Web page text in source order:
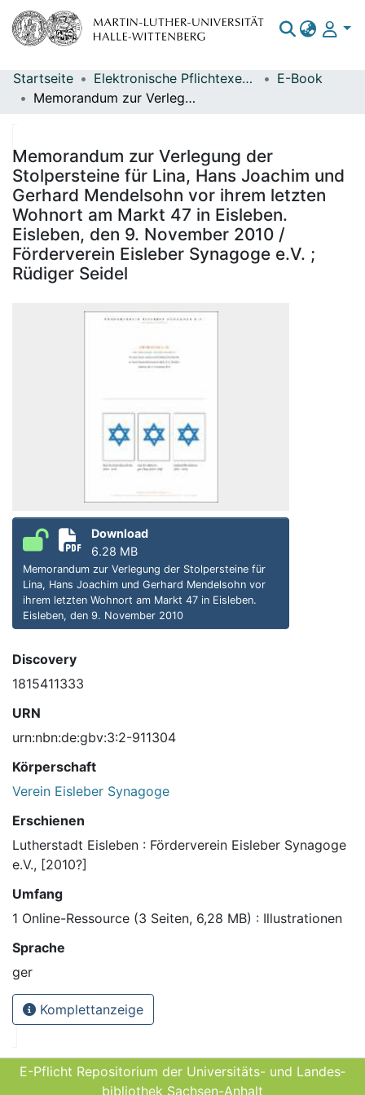
Bereiche & Sammlungen
Statistiken
Startseite Elektronische Pflichtexemplare
E-Book
Memorandum zur Verlegung der Stolpersteine für Lina, Hans Joachim und Gerhard Mendelsohn vor ihrem letzten Wohnort am Markt 47 in Eisleben. Eisleben, den 9. November 2010 / Förderverein Eisleber Synagoge e.V. ; Rüdiger Seidel
Memorandum zur Verlegung der
Stolpersteine für Lina, Hans Joachim und
Gerhard Mendelsohn vor ihrem letzten
Wohnort am Markt 47 in Eisleben.
Eisleben, den 9. November 2010 /
Förderverein Eisleber Synagoge e.V. ;
Rüdiger Seidel
Download
6.28 MB
Memorandum zur Verlegung der Stolpersteine für
Lina, Hans Joachim und Gerhard Mendelsohn vor
ihrem letzten Wohnort am Markt 47 in Eisleben.
Eisleben, den 9. November 2010
Discovery
1815411333
URN
urn:nbn:de:gbv:3:2-911304
Körperschaft
Verein Eisleber Synagoge
Erschienen
Lutherstadt Eisleben : Förderverein Eisleber Synagoge
e.V., [2010?]
Umfang
1 Online-Ressource (3 Seiten, 6,28 MB) : Illustrationen
Sprache
ger
Komplettanzeige
E-Pflicht Repositorium der Universitäts- und Landes­
bibliothek Sachsen-Anhalt